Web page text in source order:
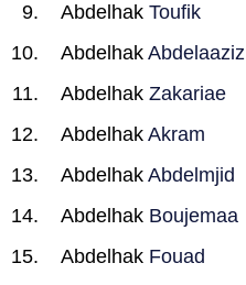
Abdelhak Toufik
Abdelhak Abdelaaziz
Abdelhak Zakariae
Abdelhak Akram
Abdelhak Abdelmjid
Abdelhak Boujemaa
Abdelhak Fouad